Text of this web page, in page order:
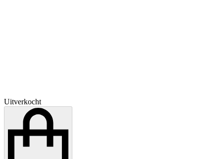
Uitverkocht